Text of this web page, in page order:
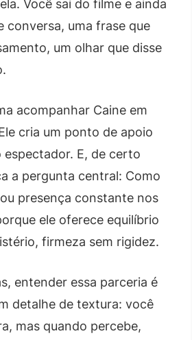
Você sai do filme e ainda
conversa, uma frase que
um olhar que disse
acompanhar Caine em
cria um ponto de apoio
espectador. E, de certo
a pergunta central: Como
presença constante nos
ele oferece equilíbrio
firmeza sem rigidez.
entender essa parceria é
detalhe de textura: você
mas quando percebe,